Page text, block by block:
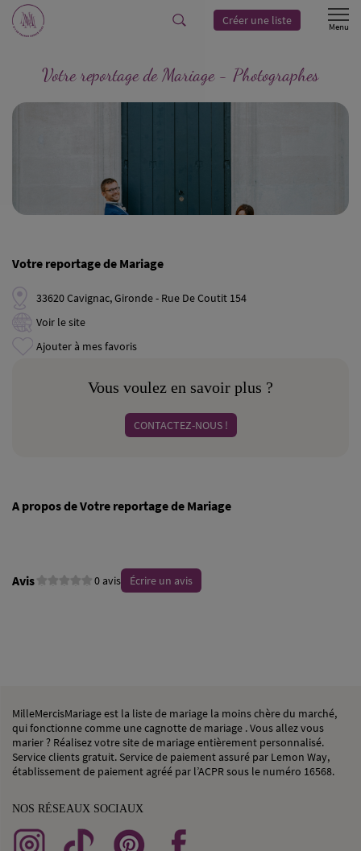
Créer une liste
Votre reportage de Mariage - Photographes
Votre reportage de Mariage
33620 Cavignac, Gironde - Rue De Coutit 154
Voir le site
Ajouter à mes favoris
Vous voulez en savoir plus ?
CONTACTEZ-NOUS !
A propos de Votre reportage de Mariage
Avis 0 avis Écrire un avis
MilleMercisMariage est la liste de mariage la moins chère du marché,
qui fonctionne comme une cagnotte de mariage . Vous allez vous
marier ? Réalisez votre site de mariage entièrement personnalisé.
Service clients gratuit. Service de paiement assuré par Lemon Way,
établissement de paiement agréé par l’ACPR sous le numéro 16568.
NOS RÉSEAUX SOCIAUX